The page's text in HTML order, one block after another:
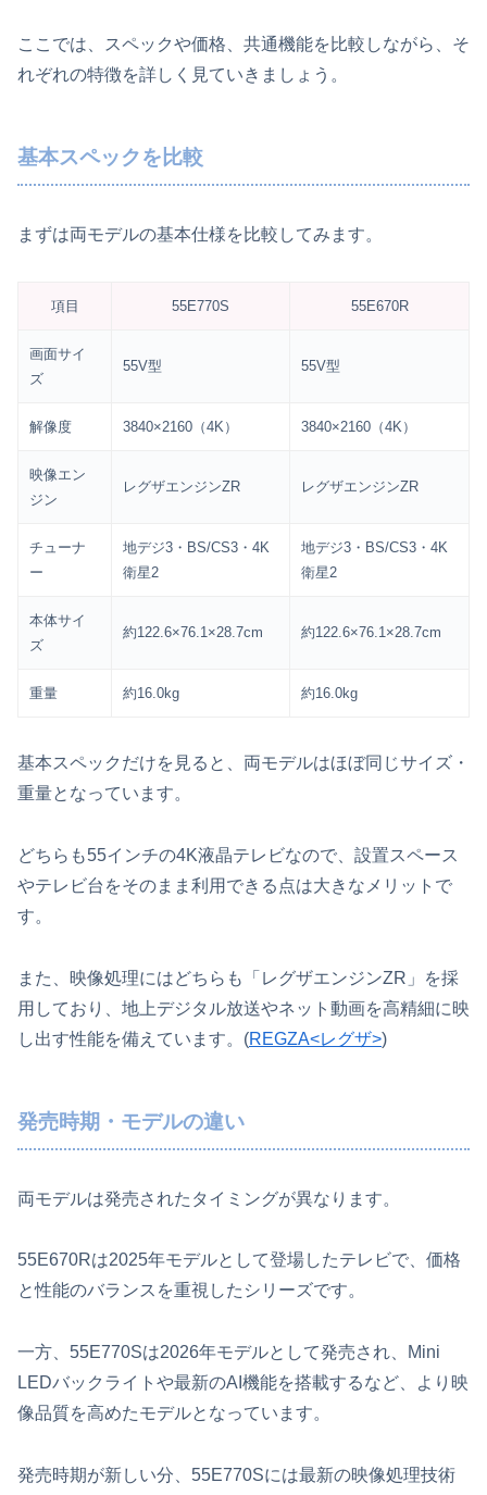
ここでは、スペックや価格、共通機能を比較しながら、そ
れぞれの特徴を詳しく見ていきましょう。
基本スペックを比較
まずは両モデルの基本仕様を比較してみます。
項目 55E770S 55E670R
画面サイ
ズ
55V型 55V型
解像度 3840×2160（4K） 3840×2160（4K）
映像エン
ジン
レグザエンジンZR レグザエンジンZR
チューナ
ー
地デジ3・BS/CS3・4K
衛星2
地デジ3・BS/CS3・4K
衛星2
本体サイ
ズ
約122.6×76.1×28.7cm 約122.6×76.1×28.7cm
重量 約16.0kg 約16.0kg
基本スペックだけを見ると、両モデルはほぼ同じサイズ・
重量となっています。
どちらも55インチの4K液晶テレビなので、設置スペース
やテレビ台をそのまま利用できる点は大きなメリットで
す。
また、映像処理にはどちらも「レグザエンジンZR」を採
用しており、地上デジタル放送やネット動画を高精細に映
し出す性能を備えています。(REGZA<レグザ>)
発売時期・モデルの違い
両モデルは発売されたタイミングが異なります。
55E670Rは2025年モデルとして登場したテレビで、価格
と性能のバランスを重視したシリーズです。
一方、55E770Sは2026年モデルとして発売され、Mini
LEDバックライトや最新のAI機能を搭載するなど、より映
像品質を高めたモデルとなっています。
発売時期が新しい分、55E770Sには最新の映像処理技術